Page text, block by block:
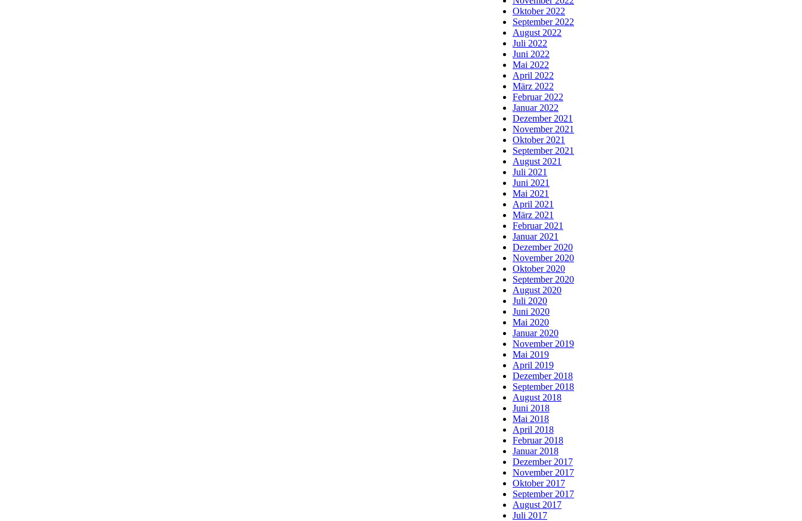
Oktober 2022
September 2022
August 2022
Juli 2022
Juni 2022
Mai 2022
April 2022
März 2022
Februar 2022
Januar 2022
Dezember 2021
November 2021
Oktober 2021
September 2021
August 2021
Juli 2021
Juni 2021
Mai 2021
April 2021
März 2021
Februar 2021
Januar 2021
Dezember 2020
November 2020
Oktober 2020
September 2020
August 2020
Juli 2020
Juni 2020
Mai 2020
Januar 2020
November 2019
Mai 2019
April 2019
Dezember 2018
September 2018
August 2018
Juni 2018
Mai 2018
April 2018
Februar 2018
Januar 2018
Dezember 2017
November 2017
Oktober 2017
September 2017
August 2017
Juli 2017